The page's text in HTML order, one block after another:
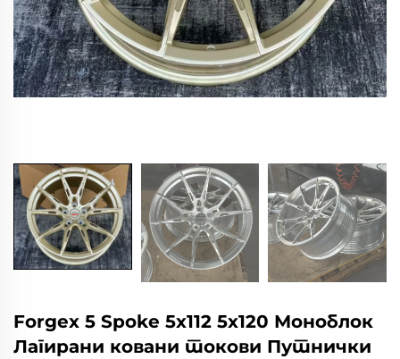
Forgex 5 Spoke 5x112 5x120 Моноблок
Лагирани ковани токови Путнички